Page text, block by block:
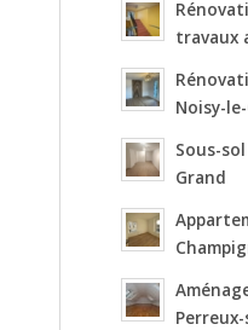
travaux
Noisy-
Sous-
Grand